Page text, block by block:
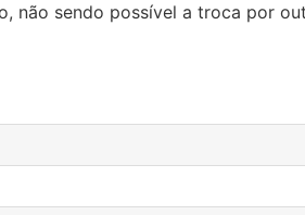
não sendo possível a troca por